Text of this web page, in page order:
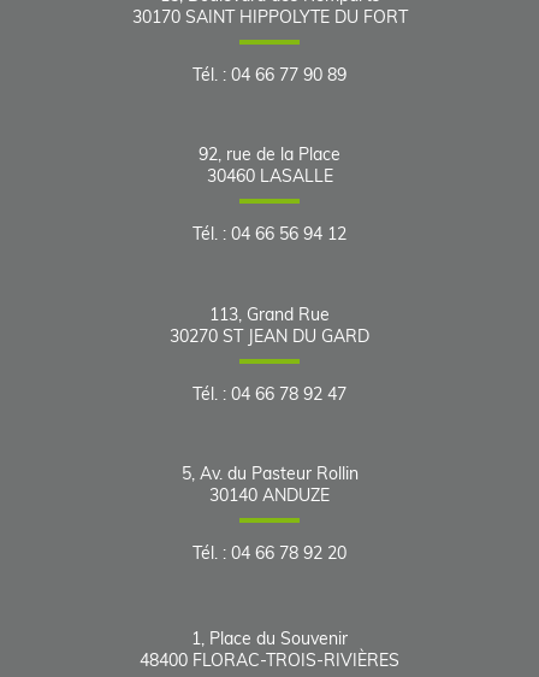
30170 SAINT HIPPOLYTE DU FORT
Tél. : 04 66 77 90 89
92, rue de la Place
30460 LASALLE
Tél. : 04 66 56 94 12
113, Grand Rue
30270 ST JEAN DU GARD
Tél. : 04 66 78 92 47
5, Av. du Pasteur Rollin
30140 ANDUZE
Tél. : 04 66 78 92 20
1, Place du Souvenir
48400 FLORAC-TROIS-RIVIÈRES